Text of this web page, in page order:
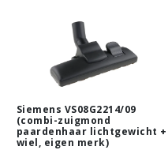
Siemens VS08G2214/09
(combi-zuigmond
paardenhaar lichtgewicht +
wiel, eigen merk)